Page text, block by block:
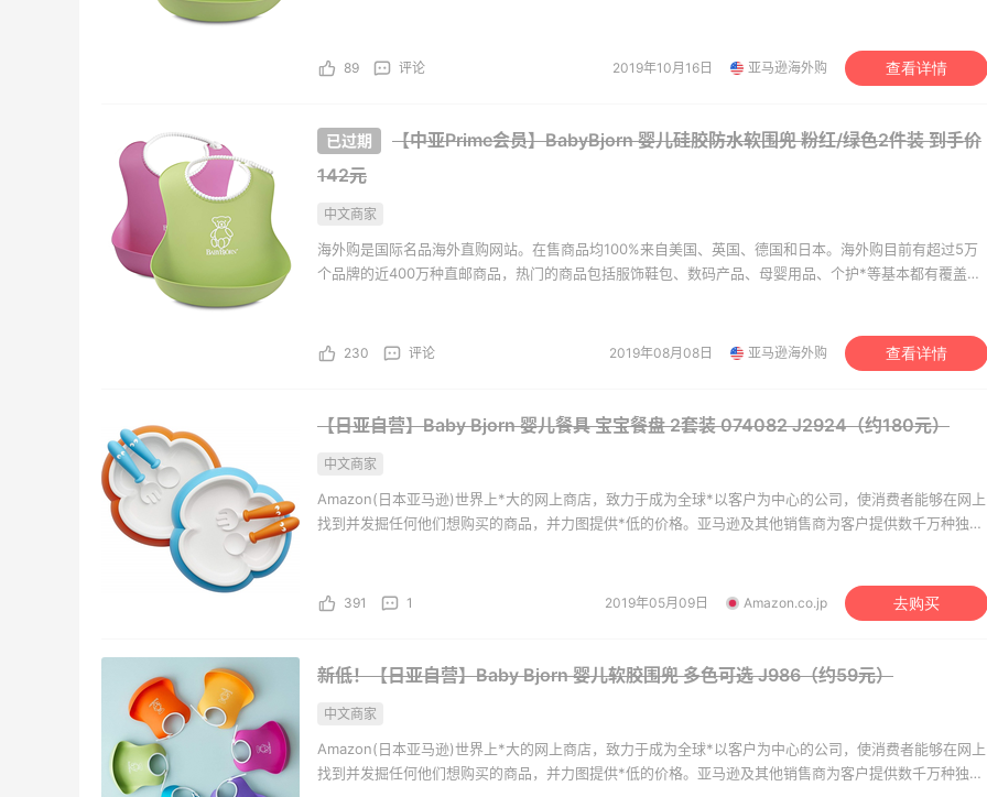
89 评论 2019年10月16日 亚马逊海外购 查看详情
【中亚Prime会员】BabyBjorn 婴儿硅胶防水软围兜 粉红/绿色2件装到手价
142元
中文商家
海外购是国际名品海外直购网站。在售商品均100%来自美国、英国、德国和日本。海外购目前有超过5万
个品牌的近400万种直邮商品，热门的商品包括服饰鞋包、数码产品、母婴用品、个护*等基本都有覆盖。
230 评论 2019年08月08日 亚马逊海外购 查看详情
【日亚自营】Baby Bjorn 婴儿餐具 宝宝餐盘 2套装 074082J2924（约180元）
中文商家
Amazon(日本亚马逊)世界上*大的网上商店，致力于成为全球*以客户为中心的公司，使消费者能够在网上
找到并发掘任何他们想购买的商品，并力图提供*低的价格。亚马逊及其他销售商为客户提供数千万种独特
391 1 2019年05月09日 Amazon.co.jp 去购买
新低！【日亚自营】Baby Bjorn 婴儿软胶围兜 多色可选J986（约59元）
中文商家
Amazon(日本亚马逊)世界上*大的网上商店，致力于成为全球*以客户为中心的公司，使消费者能够在网上
找到并发掘任何他们想购买的商品，并力图提供*低的价格。亚马逊及其他销售商为客户提供数千万种独特
Bloomingdales